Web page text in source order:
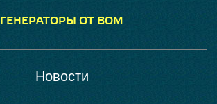
ГЕНЕРАТОРЫ ОТ ВОМ
Новости